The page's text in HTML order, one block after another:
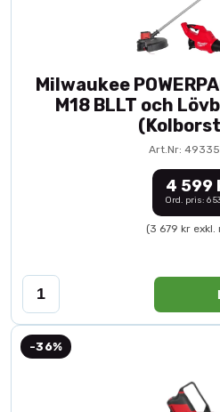
Milwaukee
M18 BLLT och
Art.Nr:
4 599
Ord. pris: 6
(3 679 kr exkl.
-36%